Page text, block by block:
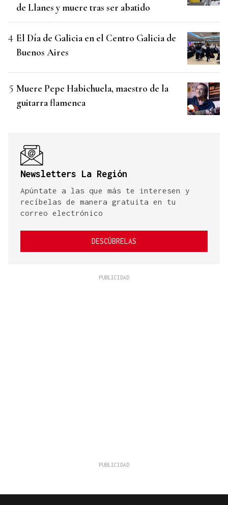
de Llanes y muere tras ser abatido
El Día de Galicia en el Centro Galicia de
Buenos Aires
Muere Pepe Habichuela, maestro de la
guitarra flamenca
Newsletters La Región
Apúntate a las que más te interesen y
recíbelas de manera gratuita en tu
correo electrónico
DESCÚBRELAS